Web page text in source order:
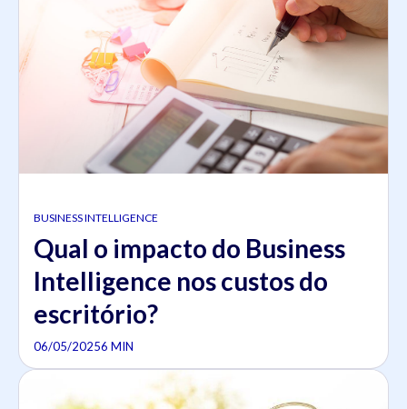
BUSINESS INTELLIGENCE
Qual o impacto do Business
Intelligence nos custos do
escritório?
06/05/20256 MIN